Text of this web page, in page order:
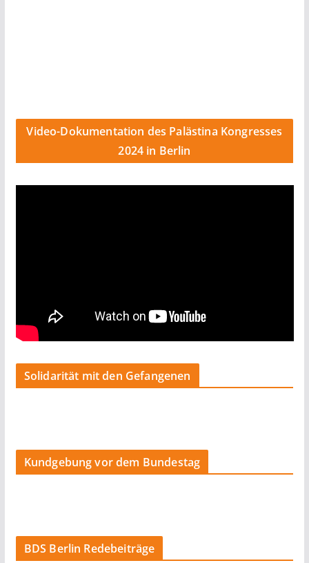
Video-Dokumentation des Palästina Kongresses
2024 in Berlin
Solidarität mit den Gefangenen
Kundgebung vor dem Bundestag
BDS Berlin Redebeiträge